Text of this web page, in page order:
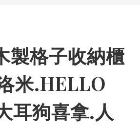
製格子收納櫃
米.HELLO
耳狗喜拿.人